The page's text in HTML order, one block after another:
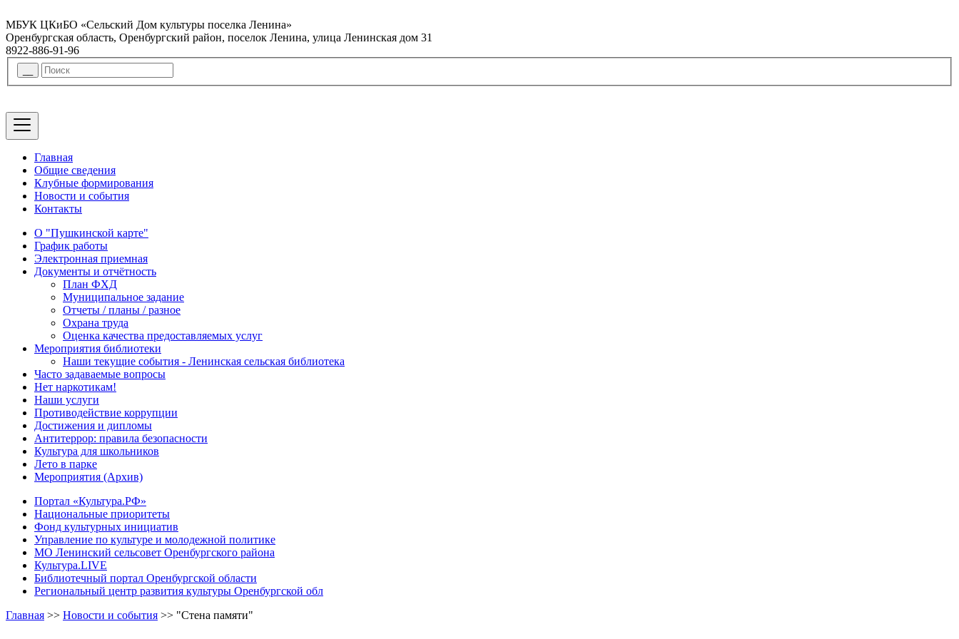
МБУК ЦКиБО «Сельский Дом культуры поселка Ленина»
Оренбургская область, Оренбургский район, поселок Ленина, улица Ленинская дом 31
8922-886-91-96
Главная
Общие сведения
Клубные формирования
Новости и события
Контакты
О "Пушкинской карте"
График работы
Электронная приемная
Документы и отчётность
План ФХД
Муниципальное задание
Отчеты / планы / разное
Охрана труда
Оценка качества предоставляемых услуг
Мероприятия библиотеки
Наши текущие события - Ленинская сельская библиотека
Часто задаваемые вопросы
Нет наркотикам!
Наши услуги
Противодействие коррупции
Достижения и дипломы
Антитеррор: правила безопасности
Культура для школьников
Лето в парке
Мероприятия (Архив)
Портал «Культура.РФ»
Национальные приоритеты
Фонд культурных инициатив
Управление по культуре и молодежной политике
МО Ленинский сельсовет Оренбургского района
Культура.LIVE
Библиотечный портал Оренбургской области
Региональный центр развития культуры Оренбургской обл
Главная >> Новости и события >> "Стена памяти"